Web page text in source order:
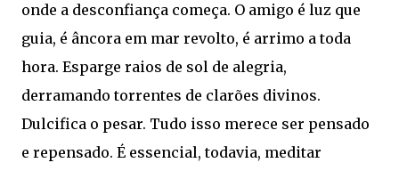
onde a desconfiança começa. O amigo é luz que
guia, é âncora em mar revolto, é arrimo a toda
hora. Esparge raios de sol de alegria,
derramando torrentes de clarões divinos.
Dulcifica o pesar. Tudo isso merece ser pensado
e repensado. É essencial, todavia, meditar